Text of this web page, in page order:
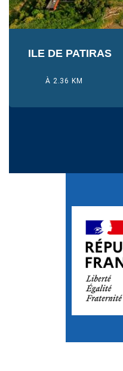
ILE DE PATIRAS
À 2.36 KM